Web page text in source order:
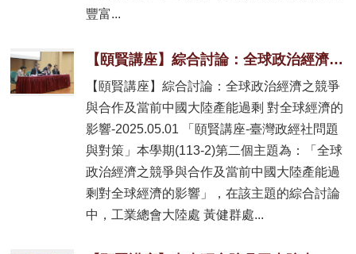
豐富...
【頤賢講座】綜合討論：全球政治經濟之競爭與合作及當前中國大陸產能過剩 對全球經濟的影響-2025.05.01
【頤賢講座】綜合討論：全球政治經濟之競爭
與合作及當前中國大陸產能過剩 對全球經濟的
影響-2025.05.01 「頤賢講座-臺灣政經社問題
與對策」本學期(113-2)第二個主題為：「全球
政治經濟之競爭與合作及當前中國大陸產能過
剩對全球經濟的影響」，在該主題的綜合討論
中，工業總會大陸處 黃健群處...